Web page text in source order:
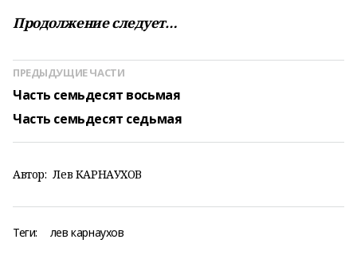
Продолжение следует…
ПРЕДЫДУЩИЕ ЧАСТИ
Часть семьдесят восьмая
Часть семьдесят седьмая
Автор: Лев КАРНАУХОВ
Теги: лев карнаухов